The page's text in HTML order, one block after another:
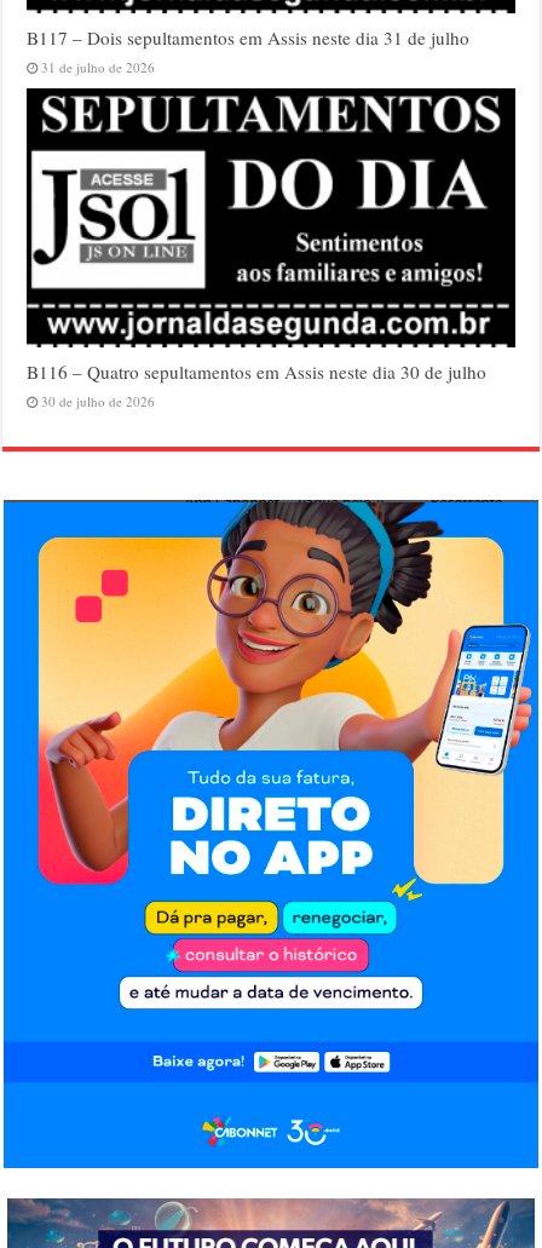
B117 – Dois sepultamentos em Assis neste dia 31 de julho
31 de julho de 2026
B116 – Quatro sepultamentos em Assis neste dia 30 de julho
30 de julho de 2026